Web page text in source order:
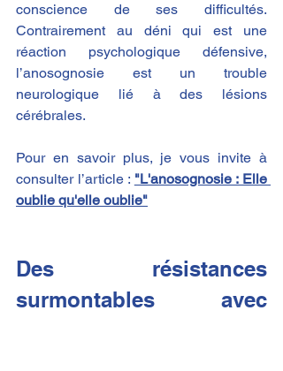
conscience de ses difficultés.
Contrairement au déni qui est une
réaction psychologique défensive,
l’anosognosie est un trouble
neurologique lié à des lésions
cérébrales.
Pour en savoir plus, je vous invite à
consulter l’article : "L'anosognosie : Elle
oublie qu'elle oublie"
Des résistances
surmontables avec